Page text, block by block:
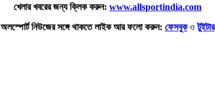
খেলার খবরের জন্য ক্লিক করুন: www.allsportindia.com
অলস্পোর্ট নিউজের সঙ্গে থাকতে লাইক আর ফলো করুন: ফেসবুকওটুইটার